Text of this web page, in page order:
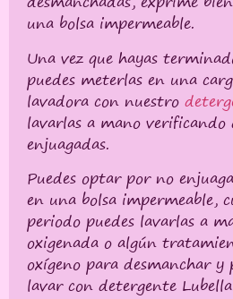
una bolsa impermeable.
Una vez que hayas
puedes meterlas en una
lavadora con nuestro
lavarlas a mano verificando
enjuagadas.
Puedes optar por no
en una bolsa impermeable,
periodo puedes lavarlas a
oxigenada o algún
oxígeno para desmanchar
lavar con detergente